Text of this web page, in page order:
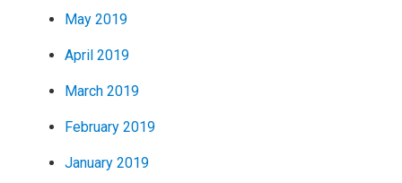
May 2019
April 2019
March 2019
February 2019
January 2019